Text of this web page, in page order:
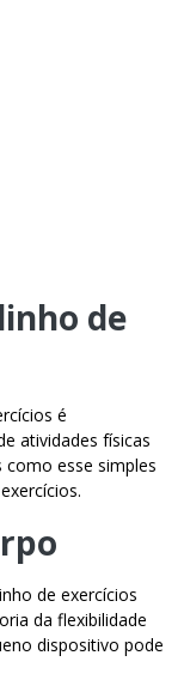
de
é
atividades físicas
esse simples
de exercícios
da flexibilidade
dispositivo pode